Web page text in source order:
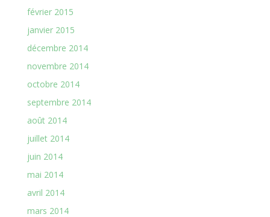
février 2015
janvier 2015
décembre 2014
novembre 2014
octobre 2014
septembre 2014
août 2014
juillet 2014
juin 2014
mai 2014
avril 2014
mars 2014